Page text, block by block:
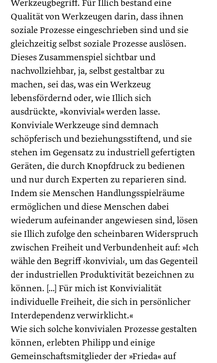
Werkzeugbegriff. Für Illich bestand eine
Qualität von Werkzeugen darin, dass ihnen
soziale Prozesse eingeschrieben sind und sie
gleichzeitig selbst soziale Prozesse auslösen.
Dieses Zusammenspiel sichtbar und
nachvollziehbar, ja, selbst gestaltbar zu
machen, sei das, was ein Werkzeug
lebensfördernd oder, wie Illich sich
ausdrückte, »konvivial« werden lasse.
Konviviale Werkzeuge sind demnach
schöpferisch und beziehungsstiftend, und sie
stehen im Gegensatz zu industriell gefertigten
Geräten, die durch Knopfdruck zu bedienen
und nur durch Experten zu reparieren sind.
Indem sie Menschen Handlungsspielräume
ermöglichen und diese Menschen dabei
wiederum aufeinander angewiesen sind, lösen
sie Illich zufolge den scheinbaren Widerspruch
zwischen Freiheit und Verbundenheit auf: »Ich
wähle den Begriff ›konvivial‹, um das Gegenteil
der industriellen Produktivität bezeichnen zu
können. […] Für mich ist Konvivialität
individuelle Freiheit, die sich in persönlicher
Interdependenz verwirklicht.«
Wie sich solche konvivialen Prozesse gestalten
können, erlebten Philipp und einige
Gemeinschaftsmitglieder der »Frieda« auf